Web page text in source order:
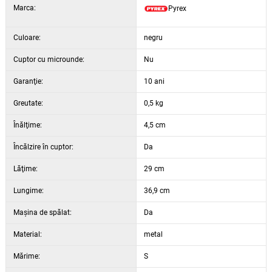
Marca: Pyrex
Culoare: negru
Cuptor cu microunde: Nu
Garanţie: 10 ani
Greutate: 0,5 kg
Înălţime: 4,5 cm
Încălzire în cuptor: Da
Lăţime: 29 cm
Lungime: 36,9 cm
Maşina de spălat: Da
Material: metal
Mărime: S